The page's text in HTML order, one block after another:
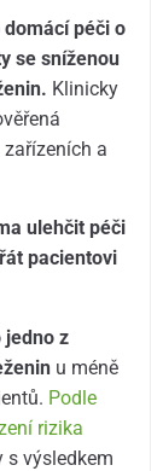
péči o
se sníženou
Klinicky
a
ulehčit péči
pacientovi
jedno z
u méně
Podle
rizika
s výsledkem